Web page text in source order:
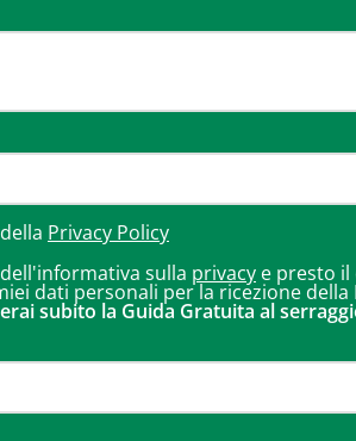
Privacy Policy
sulla privacy e presto il
dati personali per la ricezione della
subito la Guida Gratuita al